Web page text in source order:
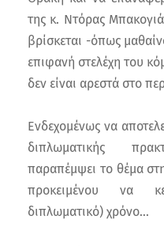
της κ. Ντόρας
βρίσκεται -όπως
επιφανή στελέχη του
δεν είναι αρεστά στο
Ενδεχομένως να
διπλωματικής
παραπέμψει το θέμα
προκειμένου να
διπλωματικό) χρόνο…